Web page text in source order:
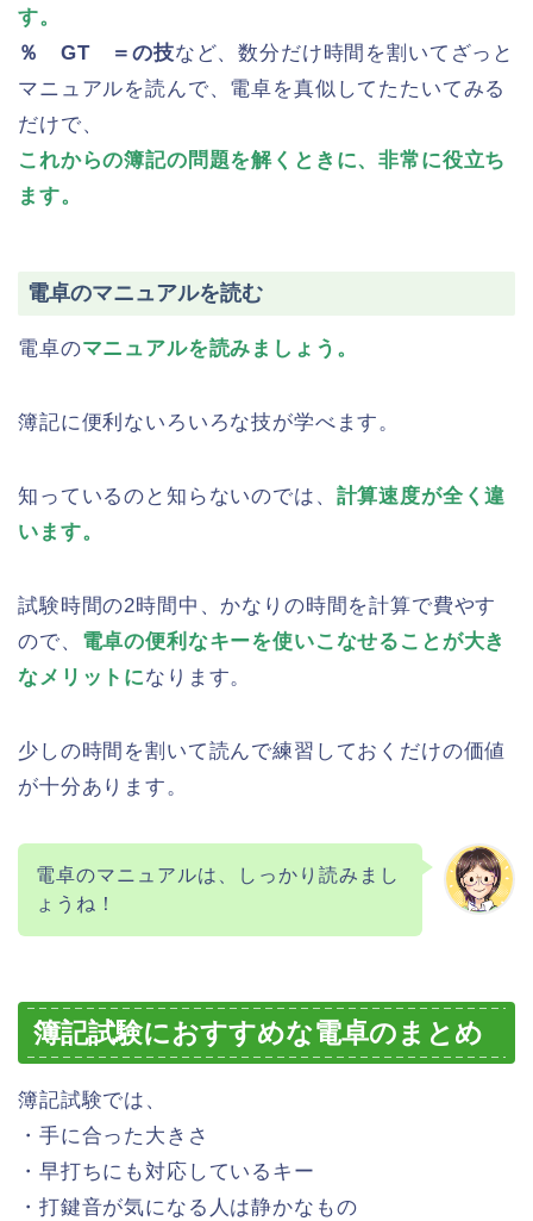
す。
％ GT ＝の技など、数分だけ時間を割いてざっと
マニュアルを読んで、電卓を真似してたたいてみる
だけで、
これからの簿記の問題を解くときに、非常に役立ち
ます。
電卓のマニュアルを読む
電卓のマニュアルを読みましょう。
簿記に便利ないろいろな技が学べます。
知っているのと知らないのでは、 計算速度が全く違
います。
試験時間の2時間中、かなりの時間を計算で費やす
ので、 電卓の便利なキーを使いこなせることが大き
なメリットになります。
少しの時間を割いて読んで練習しておくだけの価値
が十分あります。
電卓のマニュアルは、しっかり読みまし
ょうね！
簿記試験におすすめな電卓のまとめ
簿記試験では、
・手に合った大きさ
・早打ちにも対応しているキー
・打鍵音が気になる人は静かなもの